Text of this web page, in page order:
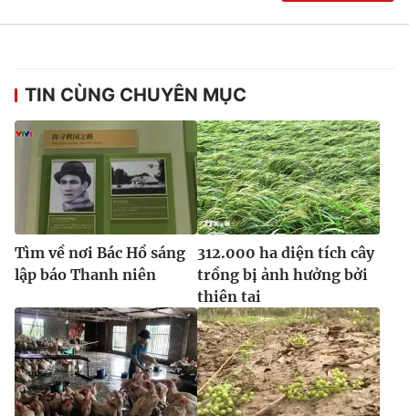
TIN CÙNG CHUYÊN MỤC
Tìm về nơi Bác Hồ sáng
lập báo Thanh niên
312.000 ha diện tích cây
trồng bị ảnh hưởng bởi
thiên tai